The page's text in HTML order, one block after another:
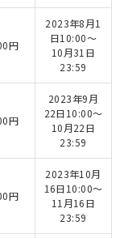
円
2023年8月1
日10:00～
10月31日
23:59
円
2023年9月
22日10:00～
10月22日
23:59
円
2023年10月
16日10:00～
11月16日
23:59